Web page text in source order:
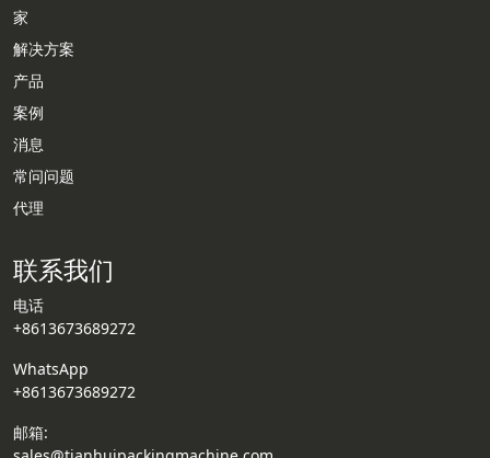
家
解决方案
产品
案例
消息
常问问题
代理
联系我们
电话
+8613673689272
WhatsApp
+8613673689272
邮箱: